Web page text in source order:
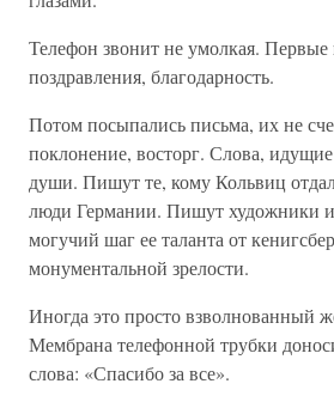
Телефон звонит не умолкая. Первые
поздравления, благодарность.
Потом посыпались письма, их не
поклонение, восторг. Слова,
души. Пишут те, кому Кольвиц
люди Германии. Пишут художники
могучий шаг ее таланта от
монументальной зрелости.
Иногда это просто взволнованный
Мембрана телефонной трубки
слова: «Спасибо за все».